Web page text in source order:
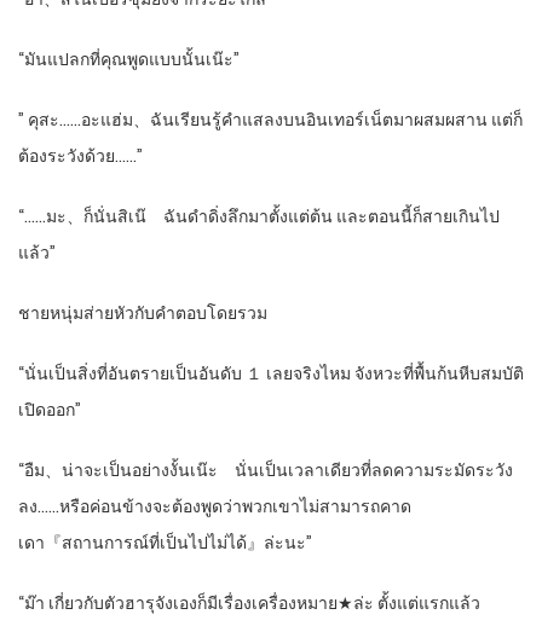
“มันแปลกที่คุณพูดแบบนั้นเน๊ะ”
” คุสะ……อะแฮ่ม、ฉันเรียนรู้คำแสลงบนอินเทอร์เน็ตมาผสมผสาน แต่ก็
ต้องระวังด้วย……”
“……มะ、ก็นั่นสิเน๊ ฉันดำดิ่งลึกมาตั้งแต่ต้น และตอนนี้ก็สายเกินไป
แล้ว”
ชายหนุ่มส่ายหัวกับคำตอบโดยรวม
“นั่นเป็นสิ่งที่อันตรายเป็นอันดับ １ เลยจริงไหม จังหวะที่พื้นก้นหีบสมบัติ
เปิดออก”
“อืม、น่าจะเป็นอย่างงั้นเน๊ะ นั่นเป็นเวลาเดียวที่ลดความระมัดระวัง
ลง……หรือค่อนข้างจะต้องพูดว่าพวกเขาไม่สามารถคาด
เดา『สถานการณ์ที่เป็นไปไม่ได้』ล่ะนะ”
“ม๊า เกี่ยวกับตัวฮารุจังเองก็มีเรื่องเครื่องหมาย★ล่ะ ตั้งแต่แรกแล้ว